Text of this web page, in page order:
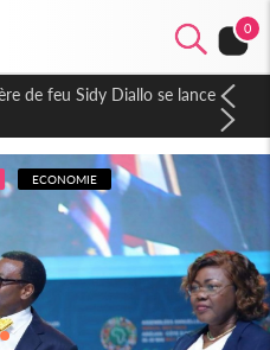
0
de feu Sidy Diallo se lance
ECONOMIE